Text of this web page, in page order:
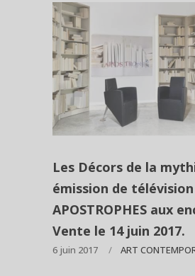
Les Décors de la
émission de
APOSTROPHES aux
Vente le 14 juin 2017.
6 juin 2017 ART